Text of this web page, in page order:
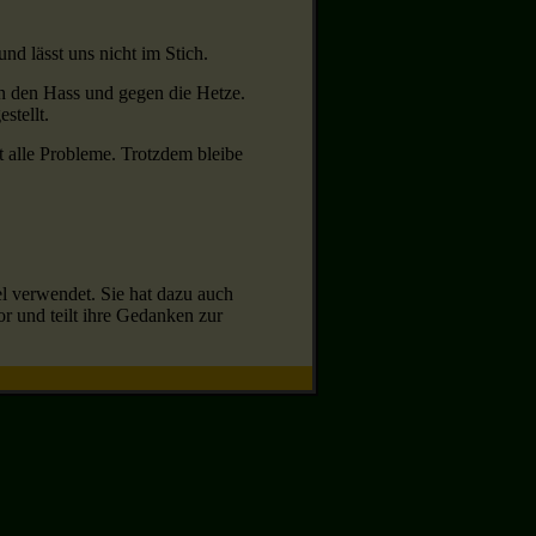
lässt uns nicht im Stich.
den Hass und gegen die Hetze.
Probleme. Trotzdem bleibe
Sie hat dazu auch
und teilt ihre Gedanken zur